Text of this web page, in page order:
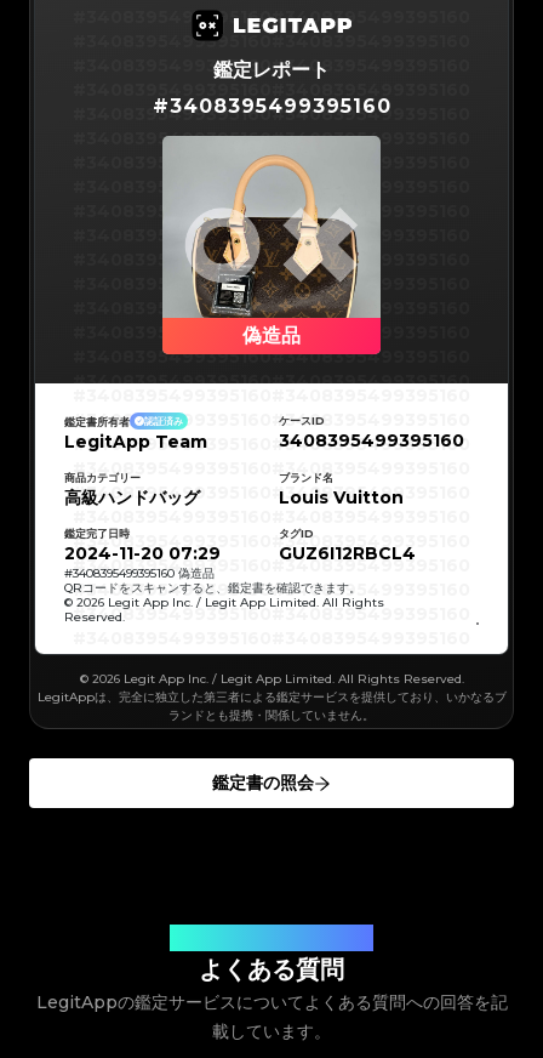
#3066123689299189#3066123689299189
#3066123689299189#3066123689299189
#3066123689299189 #3066123689299189
#3066123689299189
#3066123689299189
#3066123689299189#3066123689299189
#3066123689299189#3066123689299189
#3066123689299189#3066123689299189
#3066123689299189
#3066123689299189
#3066123689299189
#3066123689299189
#3066123689299189#3066123689299189
#3066123689299189#3066123689299189
#3066123689299189#3066123689299189
#3066123689299189#3066123689299189
#3066123689299189#3066123689299189
#3066123689299189#3066123689299189
#3066123689299189
#3066123689299189
#3066123689299189
#3066123689299189
#3066123689299189
#3066123689299189
#3066123689299189
#3066123689299189
#3066123689299189
#3066123689299189
#3066123689299189
#3066123689299189#3066123689299189
#3066123689299189
#3066123689299189#3066123689299189
#3066123689299189#3066123689299189
#3066123689299189#3066123689299189
#3066123689299189#3066123689299189
#3066123689299189#3066123689299189
#3066123689299189#3066123689299189
#3066123689299189 #3066123689299189
#3066123689299189#3066123689299189
#3066123689299189#3066123689299189
#3066123689299189#3066123689299189
#3066123689299189#3066123689299189
#3066123689299189#3066123689299189
#3066123689299189
#3066123689299189
#3066123689299189#3066123689299189
#3066123689299189
#3066123689299189
#3066123689299189#3066123689299189
#3066123689299189#3066123689299189
#3066123689299189#3066123689299189
#3066123689299189#3066123689299189
#3066123689299189#3066123689299189
#3066123689299189#3066123689299189
#3066123689299189#3066123689299189
#3066123689299189
#3066123689299189
#3066123689299189
#3066123689299189
#3066123689299189
#3066123689299189
#3066123689299189
#3066123689299189
#3066123689299189
#3066123689299189
#3066123689299189
#3066123689299189#3066123689299189
#3066123689299189#3066123689299189
#3066123689299189#3066123689299189
#3066123689299189#3066123689299189
#3066123689299189#3066123689299189
#3066123689299189#3066123689299189
#3066123689299189#3066123689299189
#3066123689299189#3066123689299189
#3066123689299189#3066123689299189
#3066123689299189#3066123689299189
#3066123689299189#3066123689299189
#3066123689299189#3066123689299189
#3066123689299189#3066123689299189
#3066123689299189
#3066123689299189
#3066123689299189 #3066123689299189
#3408395499395160#3408395499395160
#3408395499395160#3408395499395160
#3408395499395160#3408395499395160
#3408395499395160#3408395499395160
#3408395499395160#3408395499395160
#3408395499395160#3408395499395160
#3408395499395160
#3408395499395160
#3408395499395160
#3408395499395160
#3408395499395160#3408395499395160
#3408395499395160#3408395499395160
#3408395499395160#3408395499395160
#3408395499395160#3408395499395160
#3408395499395160#3408395499395160
#3408395499395160#3408395499395160
#3408395499395160#3408395499395160
#3408395499395160
#3408395499395160
#3408395499395160
#3408395499395160
#3408395499395160
#3408395499395160
#3408395499395160
#3408395499395160
#3408395499395160
#3408395499395160
#3408395499395160
#3408395499395160
#3408395499395160
#3408395499395160#3408395499395160
#3408395499395160
#3408395499395160#3408395499395160
#3408395499395160#3408395499395160
#3408395499395160#3408395499395160
#3408395499395160
#3408395499395160
#3408395499395160#3408395499395160
#3408395499395160 #3408395499395160
#3408395499395160 #3408395499395160
#3408395499395160#3408395499395160
#3408395499395160#3408395499395160
鑑定レポート
#3408395499395160
偽造品
#3408395499395160
#3408395499395160
#3408395499395160
#3408395499395160
#3408395499395160
#3408395499395160
#3408395499395160
#3408395499395160
#3408395499395160
#3408395499395160
#3408395499395160
#3408395499395160
#3408395499395160#3408395499395160
#3408395499395160#3408395499395160
#3408395499395160#3408395499395160
#3408395499395160#3408395499395160
#3408395499395160#3408395499395160
#3408395499395160#3408395499395160
#3408395499395160#3408395499395160
#3408395499395160#3408395499395160
#3408395499395160#3408395499395160
#3408395499395160#3408395499395160
#3408395499395160#3408395499395160
#3408395499395160#3408395499395160
#3408395499395160#3408395499395160
#3408395499395160 #3408395499395160
鑑定書所有者 認証済み
LegitApp Team
ケースID
3408395499395160
商品カテゴリー
高級ハンドバッグ
ブランド名
Louis Vuitton
鑑定完了日時
2024-11-20 07:29
タグID
GUZ6I12RBCL4
#3408395499395160 偽造品
QRコードをスキャンすると、鑑定書を確認できます。
© 2026 Legit App Inc. / Legit App Limited. All Rights
Reserved.
© 2026 Legit App Inc. / Legit App Limited. All Rights Reserved.
LegitAppは、完全に独立した第三者による鑑定サービスを提供しており、いかなるブ
ランドとも提携・関係していません。
鑑定書の照会
よくある質問
LegitAppの鑑定サービスについてよくある質問への回答を記
載しています。